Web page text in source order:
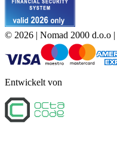
© 2026 | Nomad 2000 d.o.o |
Entwickelt von